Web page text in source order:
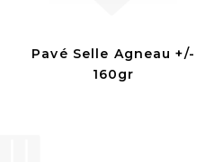
Pavé Selle Agneau +/-
160gr